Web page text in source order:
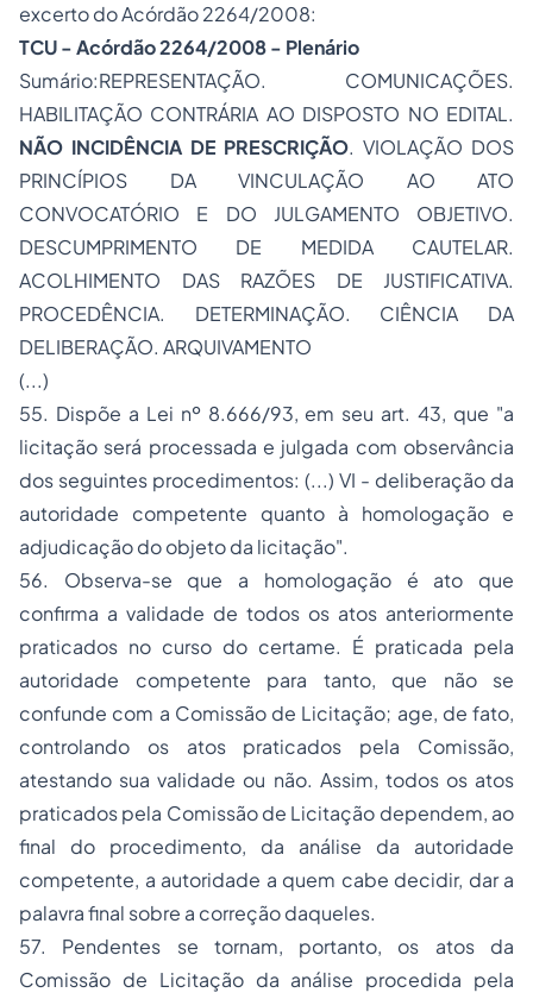
excerto do Acórdão 2264/2008:
TCU - Acórdão 2264/2008 - Plenário
Sumário:REPRESENTAÇÃO. COMUNICAÇÕES.
HABILITAÇÃO CONTRÁRIA AO DISPOSTO NO EDITAL.
NÃO INCIDÊNCIA DE PRESCRIÇÃO. VIOLAÇÃO DOS
PRINCÍPIOS DA VINCULAÇÃO AO ATO
CONVOCATÓRIO E DO JULGAMENTO OBJETIVO.
DESCUMPRIMENTO DE MEDIDA CAUTELAR.
ACOLHIMENTO DAS RAZÕES DE JUSTIFICATIVA.
PROCEDÊNCIA. DETERMINAÇÃO. CIÊNCIA DA
DELIBERAÇÃO. ARQUIVAMENTO
(...)
55. Dispõe a Lei nº 8.666/93, em seu art. 43, que "a
licitação será processada e julgada com observância
dos seguintes procedimentos: (...) VI - deliberação da
autoridade competente quanto à homologação e
adjudicação do objeto da licitação".
56. Observa-se que a homologação é ato que
confirma a validade de todos os atos anteriormente
praticados no curso do certame. É praticada pela
autoridade competente para tanto, que não se
confunde com a Comissão de Licitação; age, de fato,
controlando os atos praticados pela Comissão,
atestando sua validade ou não. Assim, todos os atos
praticados pela Comissão de Licitação dependem, ao
final do procedimento, da análise da autoridade
competente, a autoridade a quem cabe decidir, dar a
palavra final sobre a correção daqueles.
57. Pendentes se tornam, portanto, os atos da
Comissão de Licitação da análise procedida pela